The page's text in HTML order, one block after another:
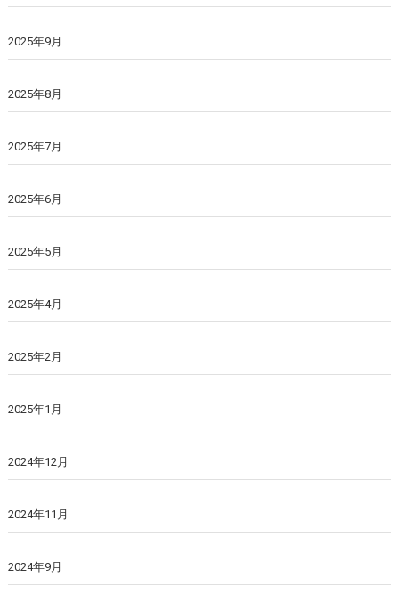
2025年9月
2025年8月
2025年7月
2025年6月
2025年5月
2025年4月
2025年2月
2025年1月
2024年12月
2024年11月
2024年9月